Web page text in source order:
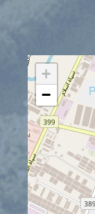
+
−